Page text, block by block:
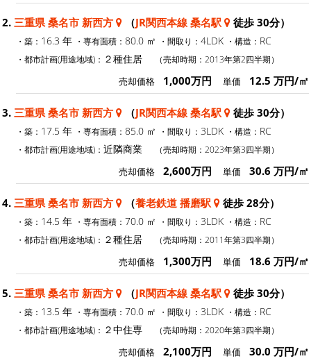
2. 三重県 桑名市 新西方 （JR関西本線 桑名駅 徒歩 30分）
・築： 16.3 年 ・専有面積： 80.0 ㎡ ・間取り： 4LDK ・構造： RC
・都市計画(用途地域)： ２種住居 （売却時期：2013年第2四半期）
売却価格 1,000万円 単価 12.5 万円/㎡
3. 三重県 桑名市 新西方 （JR関西本線 桑名駅 徒歩 30分）
・築： 17.5 年 ・専有面積： 85.0 ㎡ ・間取り： 3LDK ・構造： RC
・都市計画(用途地域)： 近隣商業 （売却時期：2023年第3四半期）
売却価格 2,600万円 単価 30.6 万円/㎡
4. 三重県 桑名市 新西方 （養老鉄道 播磨駅 徒歩 28分）
・築： 14.5 年 ・専有面積： 70.0 ㎡ ・間取り： 3LDK ・構造： RC
・都市計画(用途地域)： ２種住居 （売却時期：2011年第3四半期）
売却価格 1,300万円 単価 18.6 万円/㎡
5. 三重県 桑名市 新西方 （JR関西本線 桑名駅 徒歩 30分）
・築： 13.5 年 ・専有面積： 70.0 ㎡ ・間取り： 3LDK ・構造： RC
・都市計画(用途地域)： ２中住専 （売却時期：2020年第3四半期）
売却価格 2,100万円 単価 30.0 万円/㎡